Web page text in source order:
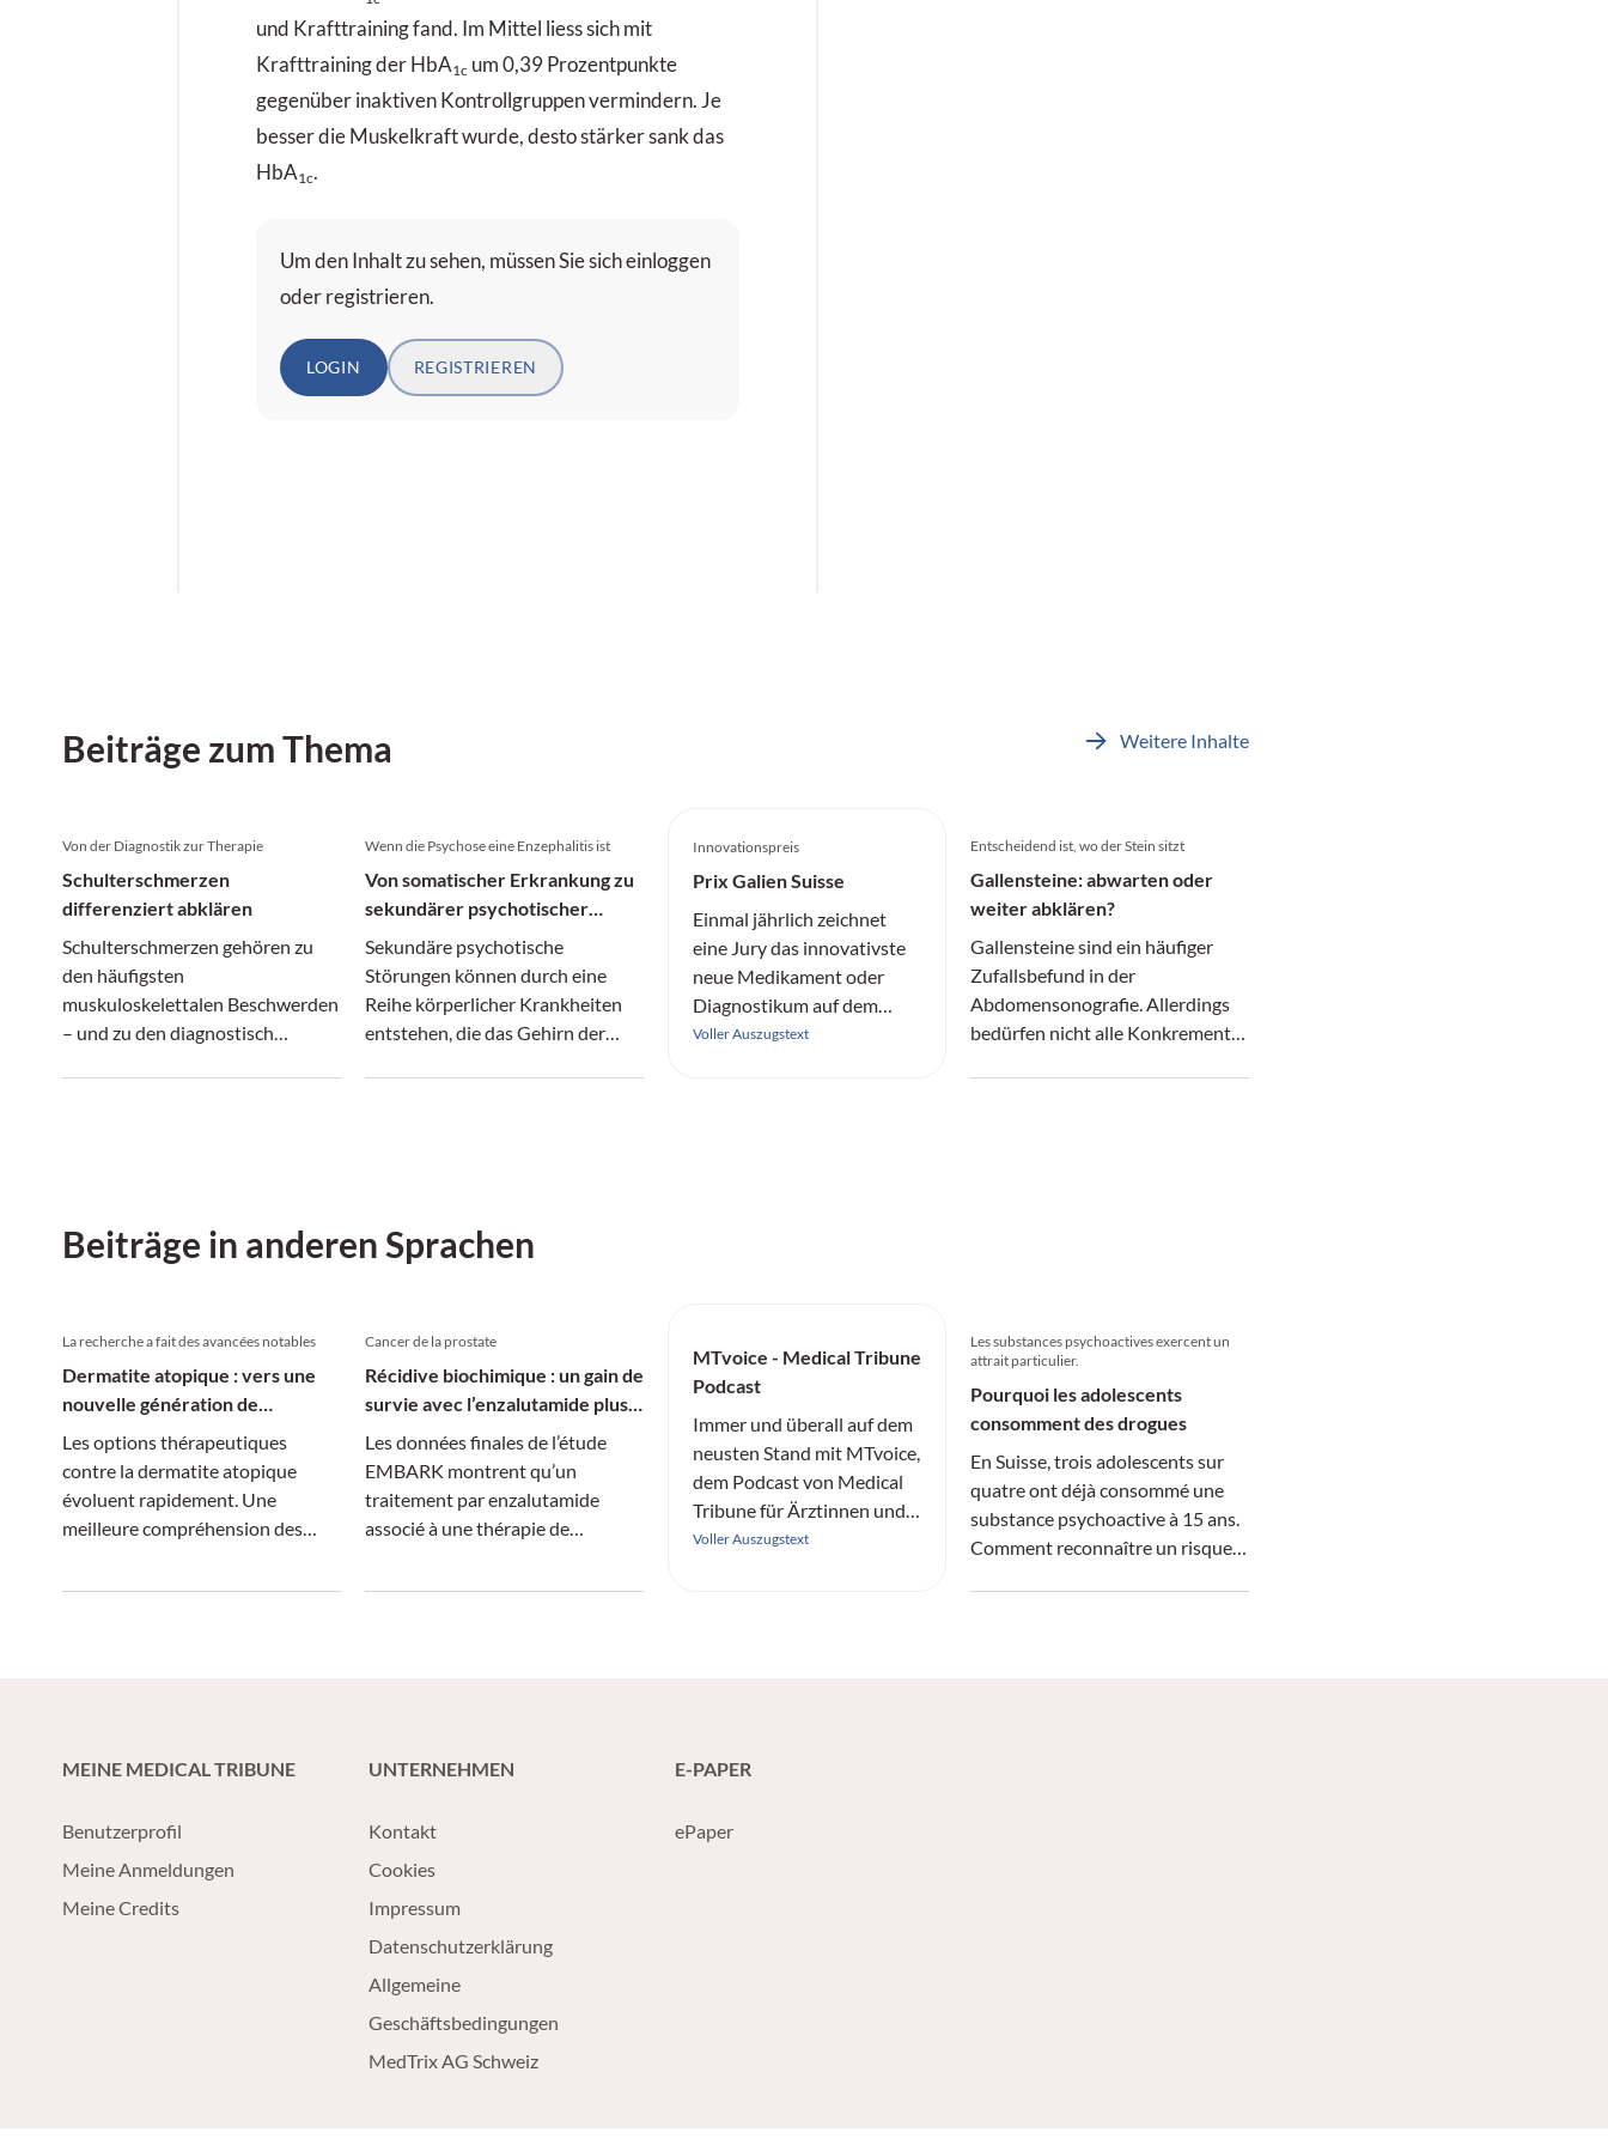
und Krafttraining fand. Im Mittel liess sich mit
Krafttraining der HbA1c um 0,39 Prozentpunkte
gegenüber inaktiven Kontrollgruppen vermindern. Je
besser die Muskelkraft wurde, desto stärker sank das
HbA1c.
Um den Inhalt zu sehen, müssen Sie sich einloggen
oder registrieren.
LOGIN REGISTRIEREN
Beiträge zum Thema Weitere Inhalte
Von der Diagnostik zur Therapie
Schulterschmerzen
differenziert abklären
Schulterschmerzen gehören zu
den häufigsten
muskuloskelettalen Beschwerden
– und zu den diagnostisch
Wenn die Psychose eine Enzephalitis ist
Von somatischer Erkrankung zu
sekundärer psychotischer
Störung
Sekundäre psychotische
Störungen können durch eine
Reihe körperlicher Krankheiten
entstehen, die das Gehirn der
Innovationspreis
Prix Galien Suisse
Einmal jährlich zeichnet
eine Jury das innovativste
neue Medikament oder
Diagnostikum auf dem
Schweizer Markt aus.
Voller Auszugstext
Entscheidend ist, wo der Stein sitzt
Gallensteine: abwarten oder
weiter abklären?
Gallensteine sind ein häufiger
Zufallsbefund in der
Abdomensonografie. Allerdings
bedürfen nicht alle Konkremente
Beiträge in anderen Sprachen
La recherche a fait des avancées notables
Dermatite atopique : vers une
nouvelle génération de
traitements
Les options thérapeutiques
contre la dermatite atopique
évoluent rapidement. Une
meilleure compréhension des
Cancer de la prostate
Récidive biochimique : un gain de
survie avec l’enzalutamide plus
TPA
Les données finales de l’étude
EMBARK montrent qu’un
traitement par enzalutamide
associé à une thérapie de
MTvoice - Medical Tribune
Podcast
Immer und überall auf dem
neusten Stand mit MTvoice,
dem Podcast von Medical
Tribune für Ärztinnen und
Ärzte.
Voller Auszugstext
Les substances psychoactives exercent un
attrait particulier.
Pourquoi les adolescents
consomment des drogues
En Suisse, trois adolescents sur
quatre ont déjà consommé une
substance psychoactive à 15 ans.
Comment reconnaître un risque
MEINE MEDICAL TRIBUNE
Benutzerprofil
Meine Anmeldungen
Meine Credits
UNTERNEHMEN
Kontakt
Cookies
Impressum
Datenschutzerklärung
Allgemeine
Geschäftsbedingungen
MedTrix AG Schweiz
E-PAPER
ePaper